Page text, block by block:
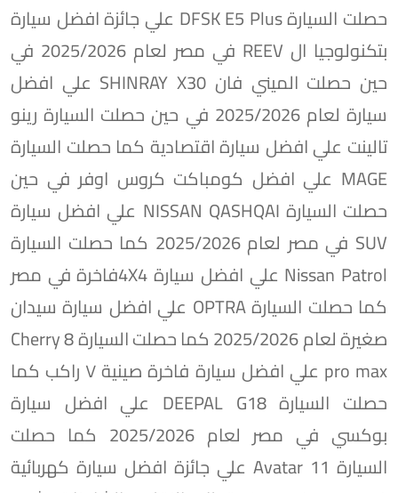
حصلت السيارة DFSK E5 Plus علي جائزة افضل سيارة
بتكنولوجيا ال REEV في مصر لعام 2025/2026 في
حين حصلت الميني فان SHINRAY X30 علي افضل
سيارة لعام 2025/2026 في حين حصلت السيارة رينو
تالينت علي افضل سيارة اقتصادية كما حصلت السيارة
MAGE علي افضل كومباكت كروس اوفر في حين
حصلت السيارة NISSAN QASHQAI علي افضل سيارة
SUV في مصر لعام 2025/2026 كما حصلت السيارة
Nissan Patrol علي افضل سيارة 4X4فاخرة في مصر
كما حصلت السيارة OPTRA علي افضل سيارة سيدان
صغيرة لعام 2025/2026 كما حصلت السيارة Cherry 8
pro max علي افضل سيارة فاخرة صينية ٧ راكب كما
حصلت السيارة DEEPAL G18 علي افضل سيارة
بوكسي في مصر لعام 2025/2026 كما حصلت
السيارة Avatar 11 علي جائزة افضل سيارة كهربائية